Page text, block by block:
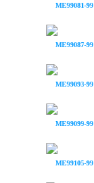
ME99081-99
ME99087-99
ME99093-99
ME99099-99
ME99105-99